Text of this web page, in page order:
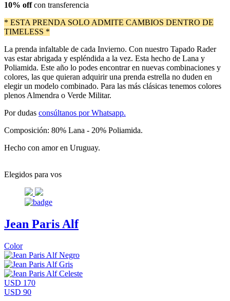
10% offcon transferencia
* ESTA PRENDA SOLO ADMITE CAMBIOS DENTRO DE
TIMELESS *
La prenda infaltable de cada Invierno. Con nuestro Tapado Rader
vas estar abrigada y espléndida a la vez. Esta hecho de Lana y
Poliamida. Este año lo podes encontrar en nuevas combinaciones y
colores, las que quieran adquirir una prenda estrella no duden en
elegir un modelo combinado. Para las más clásicas tenemos colores
plenos Almendra o Verde Militar.
Por dudas consúltanos por Whatsapp.
Composición: 80% Lana - 20% Poliamida.
Hecho con amor en Uruguay.
Elegidos para vos
Jean Paris Alf
Color
USD 170
USD 90